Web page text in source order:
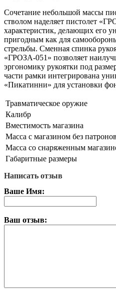
Сочетание небольшой массы
стволом наделяет пистолет
характеристик, делающих его
пригодным как для
стрельбы. Сменная спинка
«ГРОЗА-051» позволяет
эргономику рукоятки под
части рамки интегрирована
«Пикатинни» для установки
Травматическое оружие
Калибр
Вместимость магазина
Масса с магазином без патронов
Масса со снаряженным
Габаритные размеры
Написать отзыв
Ваше Имя:
Ваш отзыв: